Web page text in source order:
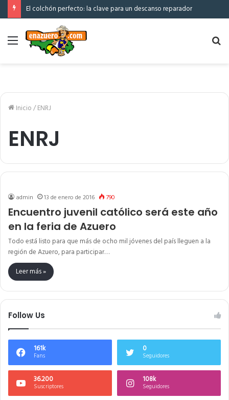
El colchón perfecto: la clave para un descanso reparador
Menú
Inicio/ENRJ
ENRJ
admin 13 de enero de 2016 790
Encuentro juvenil católico será este año
en la feria de Azuero
Todo está listo para que más de ocho mil jóvenes del país lleguen a la
región de Azuero, para participar…
Leer más »
Follow Us
161k
Fans
0
Seguidores
36.200
Suscriptores
108k
Seguidores